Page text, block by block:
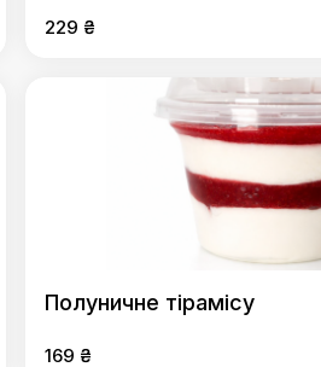
229 ₴
Полуничне тірамісу
169 ₴